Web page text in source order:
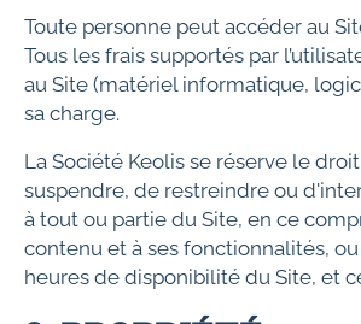
Toute personne peut accéder au
Tous les frais supportés par
au Site (matériel informatique,
sa charge.
La Société Keolis se réserve le
suspendre, de restreindre ou
à tout ou partie du Site, en ce
contenu et à ses fonctionnalités,
heures de disponibilité du Site, et